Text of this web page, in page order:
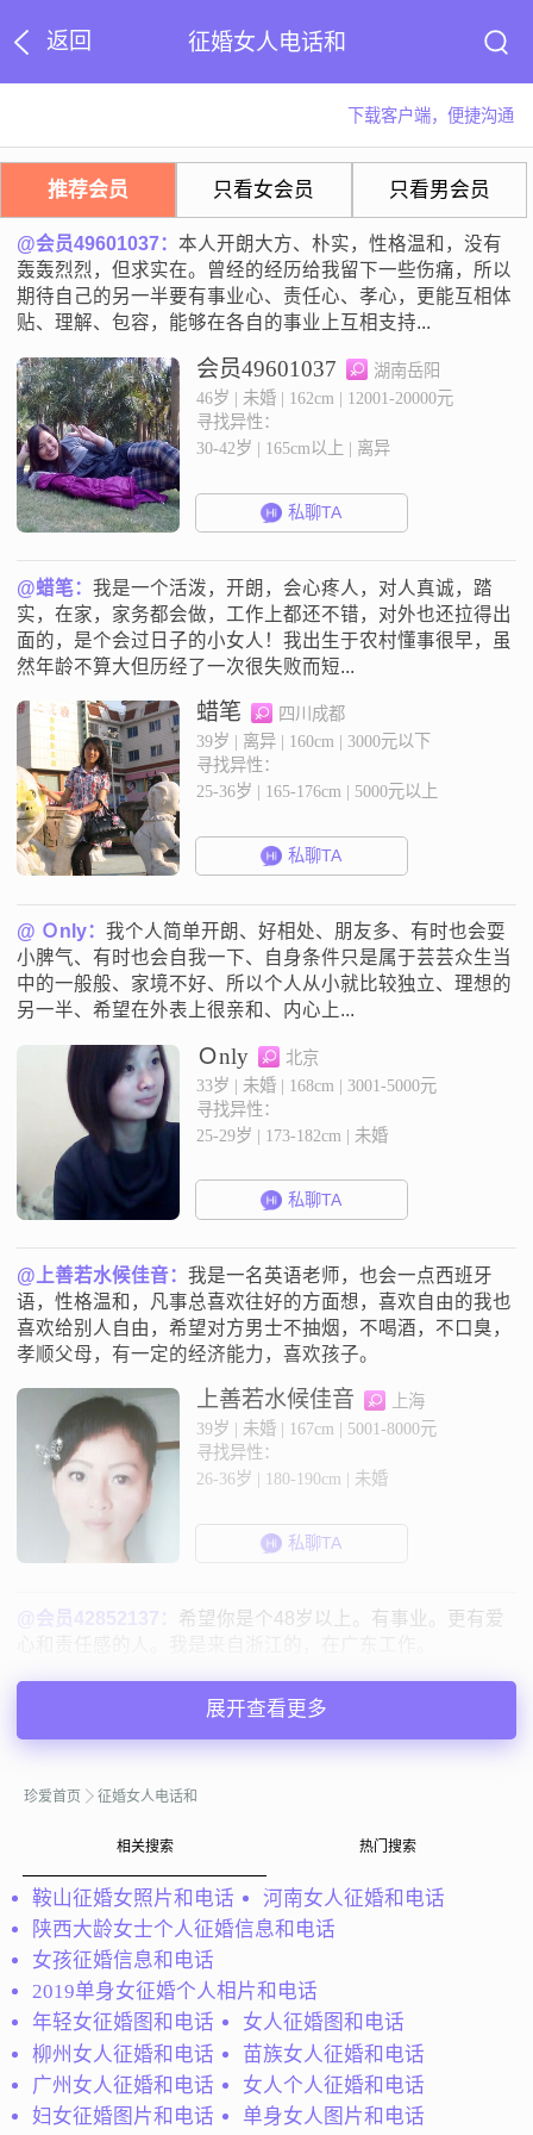
返回 征婚女人电话和
下载客户端，便捷沟通
推荐会员 只看女会员 只看男会员
@会员49601037：本人开朗大方、朴实，性格温和，没有
轰轰烈烈，但求实在。曾经的经历给我留下一些伤痛，所以
期待自己的另一半要有事业心、责任心、孝心，更能互相体
贴、理解、包容，能够在各自的事业上互相支持...
会员49601037
湖南岳阳
46岁 | 未婚 | 162cm | 12001-20000元
寻找异性：
30-42岁 | 165cm以上 | 离异
私聊TA
@蜡笔：我是一个活泼，开朗，会心疼人，对人真诚，踏
实，在家，家务都会做，工作上都还不错，对外也还拉得出
面的，是个会过日子的小女人！我出生于农村懂事很早，虽
然年龄不算大但历经了一次很失败而短...
蜡笔
四川成都
39岁 | 离异 | 160cm | 3000元以下
寻找异性：
25-36岁 | 165-176cm | 5000元以上
私聊TA
@ Ｏnly：我个人简单开朗、好相处、朋友多、有时也会耍
小脾气、有时也会自我一下、自身条件只是属于芸芸众生当
中的一般般、家境不好、所以个人从小就比较独立、理想的
另一半、希望在外表上很亲和、内心上...
Ｏnly
北京
33岁 | 未婚 | 168cm | 3001-5000元
寻找异性：
25-29岁 | 173-182cm | 未婚
私聊TA
@上善若水候佳音：我是一名英语老师，也会一点西班牙
语，性格温和，凡事总喜欢往好的方面想，喜欢自由的我也
喜欢给别人自由，希望对方男士不抽烟，不喝酒，不口臭，
孝顺父母，有一定的经济能力，喜欢孩子。
上善若水候佳音
上海
39岁 | 未婚 | 167cm | 5001-8000元
寻找异性：
26-36岁 | 180-190cm | 未婚
私聊TA
@会员42852137： 希望你是个48岁以上。有事业。更有爱
57岁 | 离异 | 166cm | 3000元以下
寻找异性：
@晓。：希望和一个人踏实地在一起过最平凡的日子。两个
人在一起都能够觉得氛围是舒适的。
晓。
北京
44岁 | 未婚 | 163cm | 5001-8000元
寻找异性：
30-35岁 | 173-187cm | 未婚
私聊TA
展开查看更多
珍爱首页 征婚女人电话和
相关搜索 热门搜索
鞍山征婚女照片和电话
河南女人征婚和电话
陕西大龄女士个人征婚信息和电话
女孩征婚信息和电话
2019单身女征婚个人相片和电话
年轻女征婚图和电话
女人征婚图和电话
柳州女人征婚和电话
苗族女人征婚和电话
广州女人征婚和电话
女人个人征婚和电话
妇女征婚图片和电话
单身女人图片和电话